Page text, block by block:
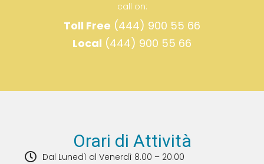
call on:
Toll Free (444) 900 55 66
Local (444) 900 55 66
Orari di Attività
Dal Lunedì al Venerdì 8.00 – 20.00